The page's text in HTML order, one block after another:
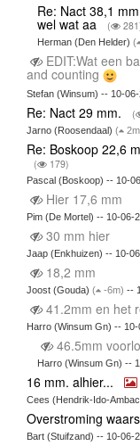
Re: Nact 38,1
wel wat aa (
Herman (Den Helder)(
EDIT:Wat een
and counting
Stefan (Winsum) -- 10-
Re: Nact 29 mm. (
Jarno (Roosendaal) (
Re: Boskoop 22,6
( 179)
Pascal (Boskoop) -- 10-
Hier 17,6 mm
Pim (De Mortel) -- 10-06-
30 mm hier
Jaap (Enkhuizen) -- 10-
18,2 mm
Joost (Gouda) ( -6m) --
41.2mm en het
Harro (Winsum Gn) --
46.5mm
Harro (Winsum Gn) --
16 mm. alhier...
Cees (Hendrik-Ido-
Overstroming
Bart (Stuifzand) -- 10-06-